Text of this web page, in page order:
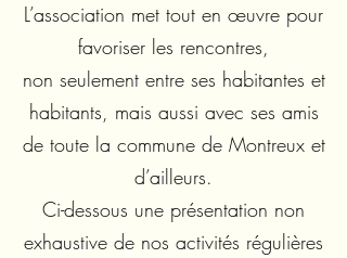
L’association met tout en œuvre pour
favoriser les rencontres,
non seulement entre ses habitantes et
habitants, mais aussi avec ses amis
de toute la commune de Montreux et
d’ailleurs.
Ci-dessous une présentation non
exhaustive de nos activités régulières